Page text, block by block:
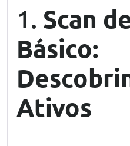
1. Scan
Básico:
Ativos